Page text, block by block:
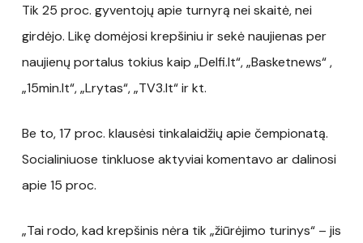
Tik 25 proc. gyventojų apie turnyrą nei skaitė, nei
girdėjo. Likę domėjosi krepšiniu ir sekė naujienas per
naujienų portalus tokius kaip „Delfi.lt“, „Basketnews“ ,
„15min.lt“, „Lrytas“, „TV3.lt“ ir kt.
Be to, 17 proc. klausėsi tinkalaidžių apie čempionatą.
Socialiniuose tinkluose aktyviai komentavo ar dalinosi
apie 15 proc.
„Tai rodo, kad krepšinis nėra tik „žiūrėjimo turinys“ – jis